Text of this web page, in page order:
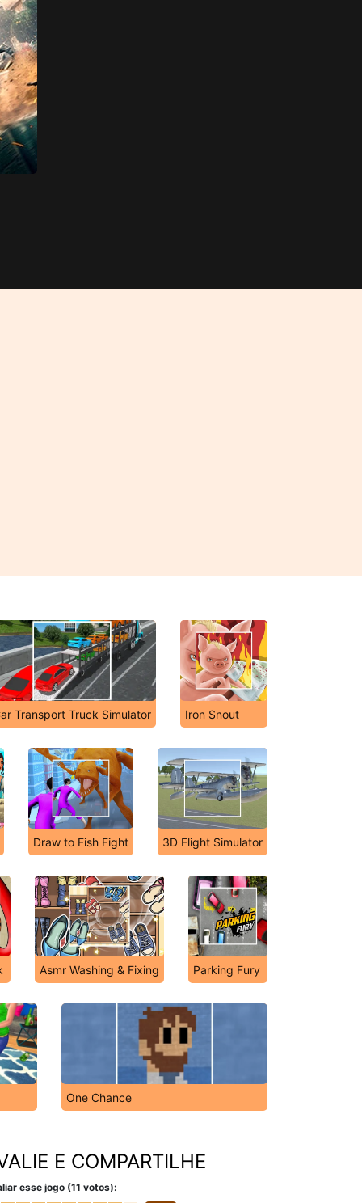
Transport Truck Simulator Iron Snout
Draw to Fish Fight 3D Flight Simulator
Asmr Washing & Fixing Parking Fury
One Chance
E COMPARTILHE
esse jogo (11 votos):